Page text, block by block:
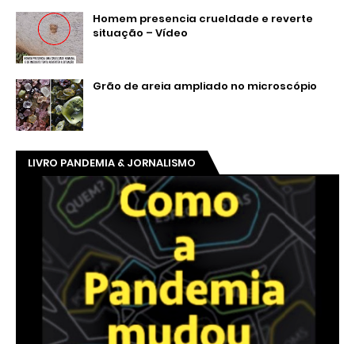
Homem presencia crueldade e reverte
situação – Vídeo
Grão de areia ampliado no microscópio
LIVRO PANDEMIA & JORNALISMO